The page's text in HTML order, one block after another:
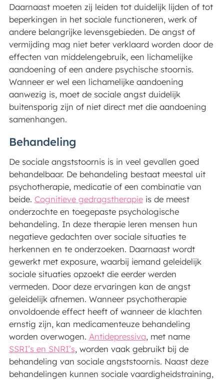
Daarnaast moeten zij leiden tot duidelijk lijden of tot
beperkingen in het sociale functioneren, werk of
andere belangrijke levensgebieden. De angst of
vermijding mag niet beter verklaard worden door de
effecten van middelengebruik, een lichamelijke
aandoening of een andere psychische stoornis.
Wanneer er wel een lichamelijke aandoening
aanwezig is, moet de sociale angst duidelijk
buitensporig zijn of niet direct met die aandoening
samenhangen.
Behandeling
De sociale angststoornis is in veel gevallen goed
behandelbaar. De behandeling bestaat meestal uit
psychotherapie, medicatie of een combinatie van
beide. Cognitieve gedragstherapieis de meest
onderzochte en toegepaste psychologische
behandeling. In deze therapie leren mensen hun
negatieve gedachten over sociale situaties te
herkennen en te onderzoeken. Daarnaast wordt
gewerkt met exposure, waarbij iemand geleidelijk
sociale situaties opzoekt die eerder werden
vermeden. Door deze ervaringen kan de angst
geleidelijk afnemen. Wanneer psychotherapie
onvoldoende effect heeft of wanneer de klachten
ernstig zijn, kan medicamenteuze behandeling
worden overwogen. Antidepressiva, met name
SSRI’s en SNRI’s, worden vaak gebruikt bij de
behandeling van sociale angststoornis. Naast deze
behandelingen kunnen sociale vaardigheidstraining,